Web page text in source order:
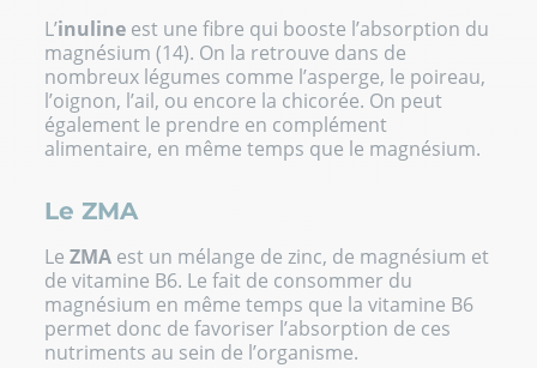
L’inuline est une fibre qui booste l’absorption du
magnésium (14). On la retrouve dans de
nombreux légumes comme l’asperge, le poireau,
l’oignon, l’ail, ou encore la chicorée. On peut
également le prendre en complément
alimentaire, en même temps que le magnésium.
Le ZMA
LeZMA est un mélange de zinc, de magnésium et
de vitamine B6. Le fait de consommer du
magnésium en même temps que la vitamine B6
permet donc de favoriser l’absorption de ces
nutriments au sein de l’organisme.